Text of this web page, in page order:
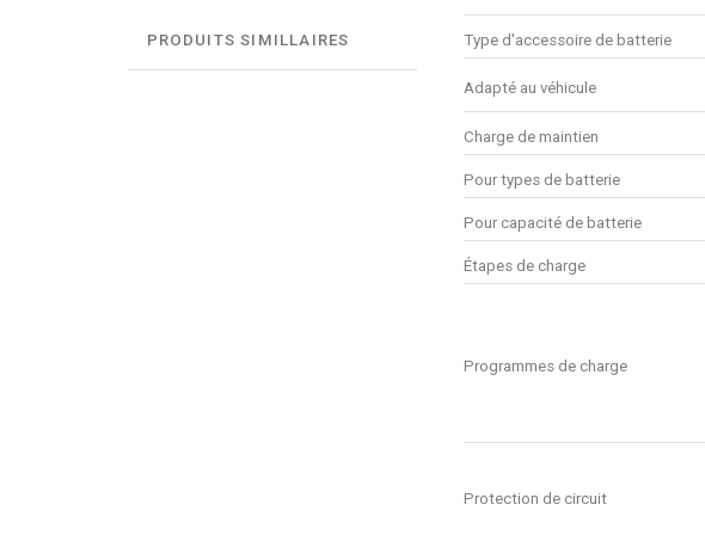
PRODUITS SIMILLAIRES Type d'accessoire de batterie
Adapté au véhicule
Charge de maintien
Pour types de batterie
Pour capacité de batterie
Étapes de charge
Programmes de charge
Protection de circuit